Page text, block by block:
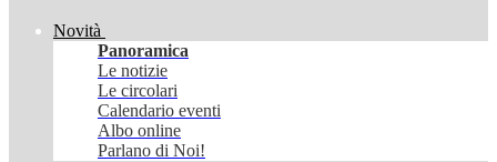
Novità
Panoramica
Le notizie
Le circolari
Calendario eventi
Albo online
Parlano di Noi!